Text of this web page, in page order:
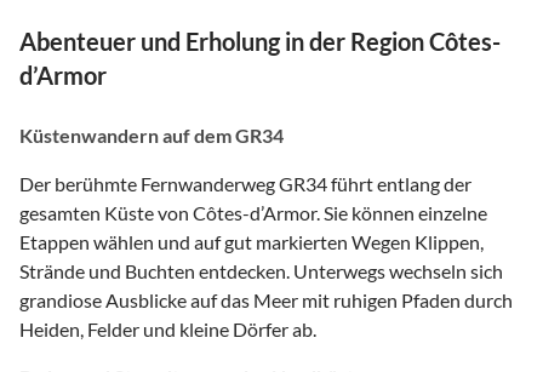
Abenteuer und Erholung in der Region Côtes-
d’Armor
Küstenwandern auf dem GR34
Der berühmte Fernwanderweg GR34 führt entlang der
gesamten Küste von Côtes-d’Armor. Sie können einzelne
Etappen wählen und auf gut markierten Wegen Klippen,
Strände und Buchten entdecken. Unterwegs wechseln sich
grandiose Ausblicke auf das Meer mit ruhigen Pfaden durch
Heiden, Felder und kleine Dörfer ab.